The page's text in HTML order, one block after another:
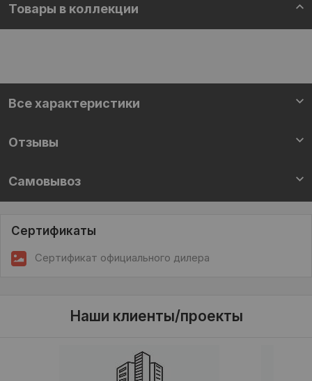
Товары в коллекции
Все характеристики
Отзывы
Самовывоз
Сертификаты
Сертификат официального дилера
Наши клиенты/проекты